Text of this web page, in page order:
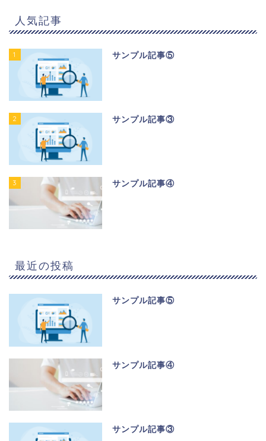
人気記事
1 サンプル記事⑤
2 サンプル記事③
3 サンプル記事④
最近の投稿
サンプル記事⑤
サンプル記事④
サンプル記事③